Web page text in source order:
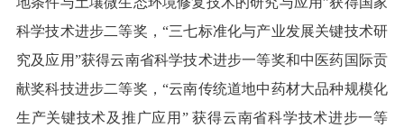
科学技术进步二等奖，“三七标准化与产业发展关键技术研
究及应用”获得云南省科学技术进步一等奖和中医药国际贡
献奖科技进步二等奖，“云南传统道地中药材大品种规模化
生产关键技术及推广应用” 获得云南省科学技术进步一等